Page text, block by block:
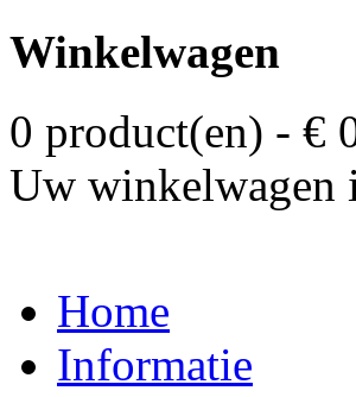
Winkelwagen
0 product(en) - €
Uw winkelwagen
Home
Informatie